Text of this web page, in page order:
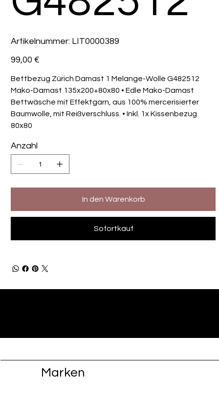
Artikelnummer: Artikelnummer:
LIT0000389
LIT0000389
Preis
99,00 €
Bettbezug Zürich Damast 1 Melange-Wolle G482512
Mako-Damast 135x200+80x80 • Edle Mako-Damast
Bettwäsche mit Effektgarn, aus 100% mercerisierter
Baumwolle, mit Reißverschluss. • Inkl. 1x Kissenbezug
80x80
Anzahl
In den Warenkorb
Sofortkauf
Marken